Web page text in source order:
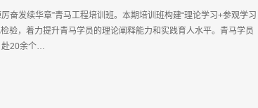
奋发续华章”青马工程培训班。本期培训班构建“理论学习+参观学习
验，着力提升青马学员的理论阐释能力和实践育人水平。青马学员
赴20余个…